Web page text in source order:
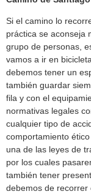
Si el camino lo
práctica se aconseja
grupo de personas,
vamos a ir en
debemos tener un
también guardar
fila y con el
normativas legales
cualquier tipo de
comportamiento
una de las leyes de
por los cuales
también tener
debemos de recorrer